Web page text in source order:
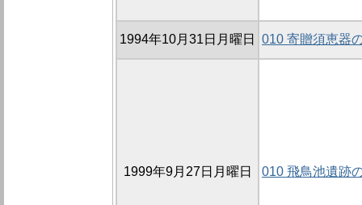
1994年10月31日月曜日 010 寄贈須恵器
1999年9月27日月曜日 010 飛鳥池遺跡